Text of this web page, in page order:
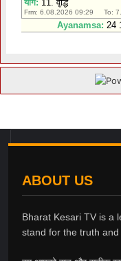
ABOUT US
Bharat Kesari TV is a
stand for the truth